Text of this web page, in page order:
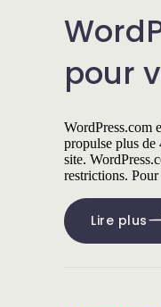
pour
WordPress.com
propulse plus de
site.
restrictions.
Lire plus